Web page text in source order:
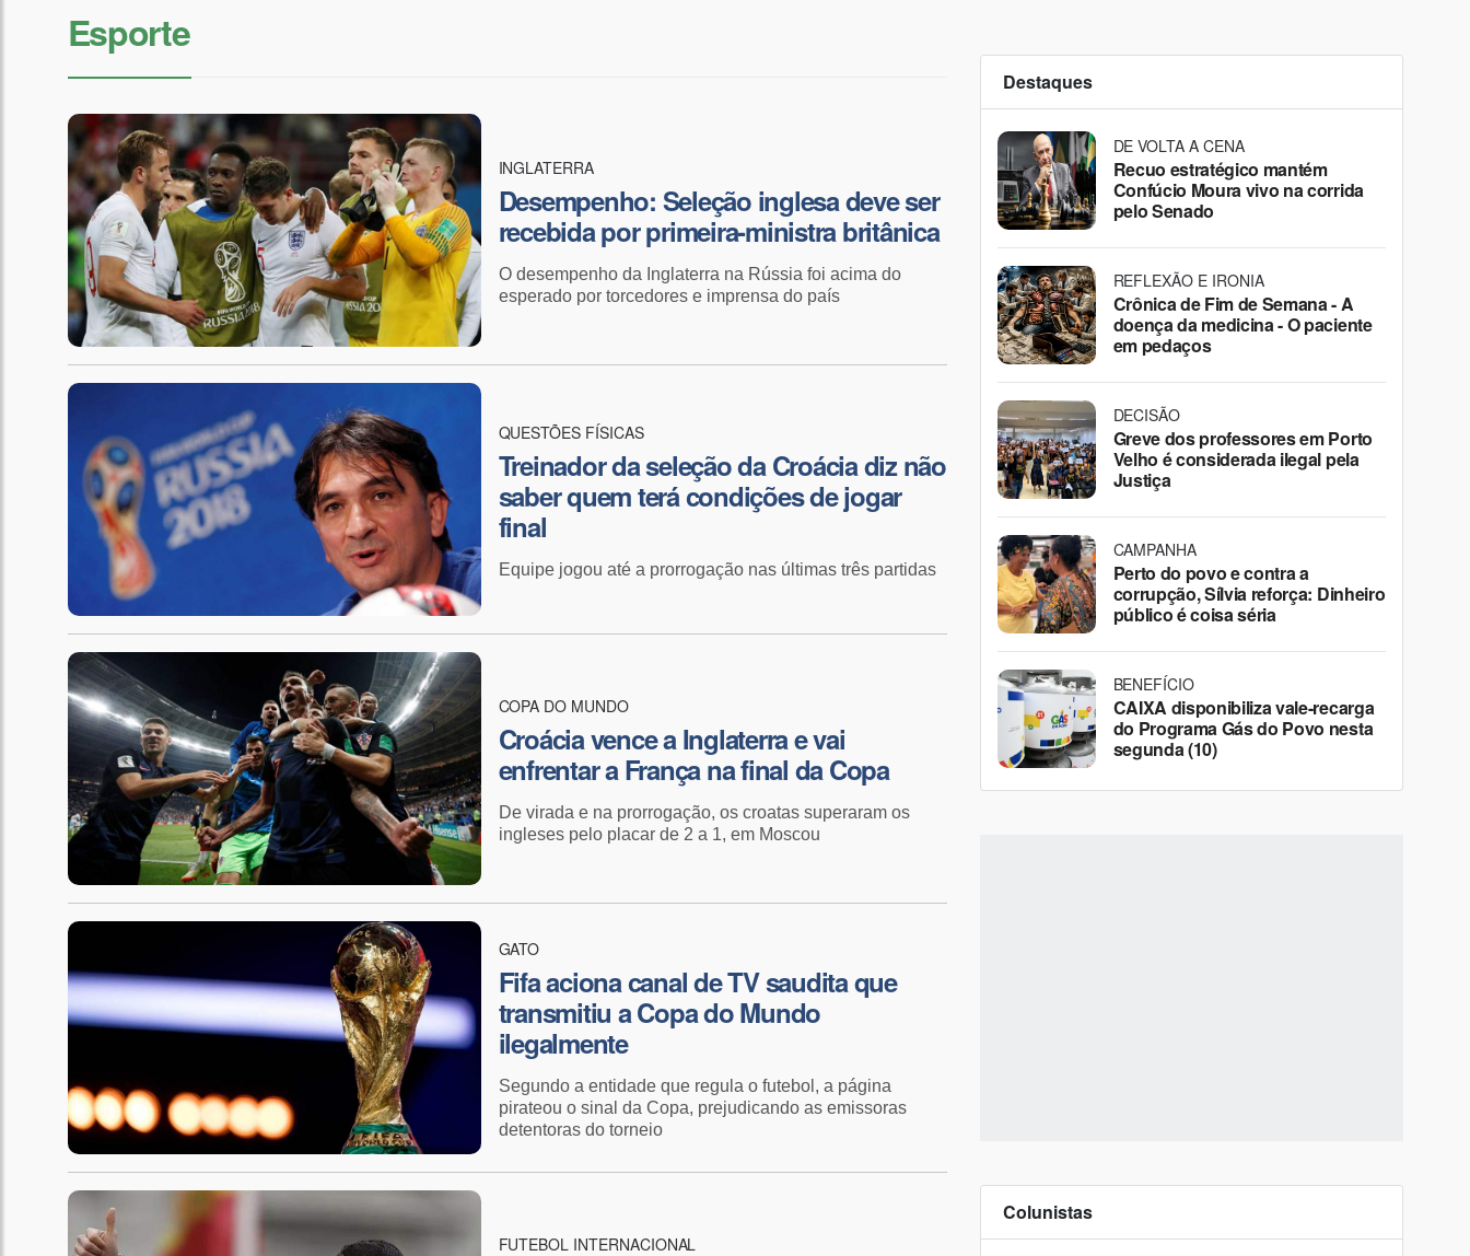
Esporte
INGLATERRA
Desempenho: Seleção inglesa deve ser
recebida por primeira-ministra britânica
O desempenho da Inglaterra na Rússia foi acima do
esperado por torcedores e imprensa do país
QUESTÕES FÍSICAS
Treinador da seleção da Croácia diz não
saber quem terá condições de jogar
final
Equipe jogou até a prorrogação nas últimas três partidas
COPA DO MUNDO
Croácia vence a Inglaterra e vai
enfrentar a França na final da Copa
De virada e na prorrogação, os croatas superaram os
ingleses pelo placar de 2 a 1, em Moscou
GATO
Fifa aciona canal de TV saudita que
transmitiu a Copa do Mundo
ilegalmente
Segundo a entidade que regula o futebol, a página
pirateou o sinal da Copa, prejudicando as emissoras
detentoras do torneio
FUTEBOL INTERNACIONAL
Destaques
DE VOLTA A CENA
Recuo estratégico mantém
Confúcio Moura vivo na corrida
pelo Senado
REFLEXÃO E IRONIA
Crônica de Fim de Semana - A
doença da medicina - O paciente
em pedaços
DECISÃO
Greve dos professores em Porto
Velho é considerada ilegal pela
Justiça
CAMPANHA
Perto do povo e contra a
corrupção, Sílvia reforça: Dinheiro
público é coisa séria
BENEFÍCIO
CAIXA disponibiliza vale-recarga
do Programa Gás do Povo nesta
segunda (10)
Colunistas